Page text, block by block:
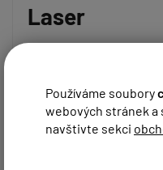
Používáme soubory
webových stránek a
navštivte sekci
Vaše jméno:
Váš e-mail:
Laser
666 před 8 roky